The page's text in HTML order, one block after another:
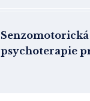
Senzomotorická
psychoterapie